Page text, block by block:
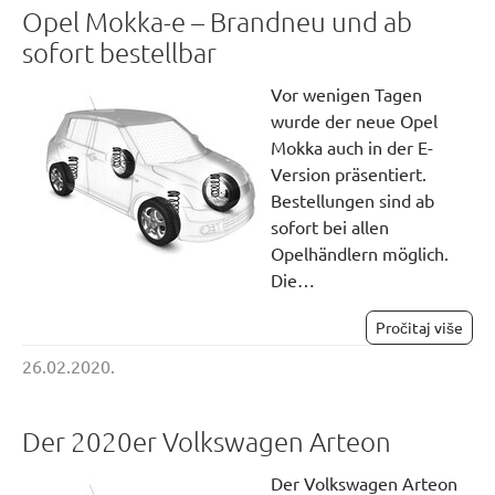
Opel Mokka-e – Brandneu und ab
sofort bestellbar
Vor wenigen Tagen
wurde der neue Opel
Mokka auch in der E-
Version präsentiert.
Bestellungen sind ab
sofort bei allen
Opelhändlern möglich.
Die…
Pročitaj više
26.02.2020.
Der 2020er Volkswagen Arteon
Der Volkswagen Arteon